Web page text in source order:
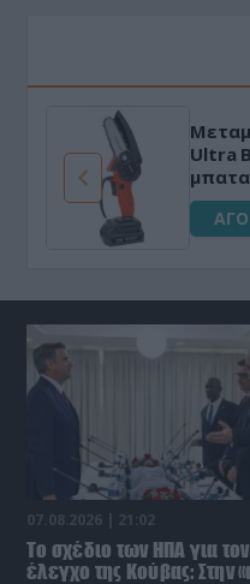
Ultra
07.08.2026 | 21:02
To σχέδιο των ΗΠΑ για
έλεγχο της Κούβας: Στην